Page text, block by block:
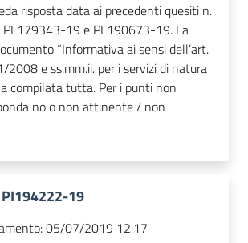
risposta data ai precedenti quesiti n.
179343-19 e PI 190673-19. La
“Informativa ai sensi dell’art.
2008 e ss.mm.ii. per i servizi di natura
compilata tutta. Per i punti non
no o non attinente / non
19
05/07/2019 12:17